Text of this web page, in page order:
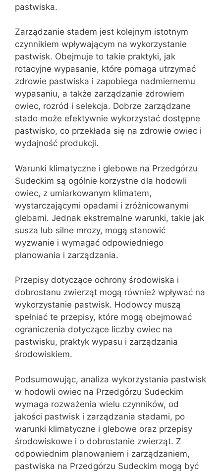
pastwiska.
Zarządzanie stadem jest kolejnym istotnym
czynnikiem wpływającym na wykorzystanie
pastwisk. Obejmuje to takie praktyki, jak
rotacyjne wypasanie, które pomaga utrzymać
zdrowie pastwiska i zapobiega nadmiernemu
wypasaniu, a także zarządzanie zdrowiem
owiec, rozród i selekcja. Dobrze zarządzane
stado może efektywnie wykorzystać dostępne
pastwisko, co przekłada się na zdrowie owiec i
wydajność produkcji.
Warunki klimatyczne i glebowe na Przedgórzu
Sudeckim są ogólnie korzystne dla hodowli
owiec, z umiarkowanym klimatem,
wystarczającymi opadami i zróżnicowanymi
glebami. Jednak ekstremalne warunki, takie jak
susza lub silne mrozy, mogą stanowić
wyzwanie i wymagać odpowiedniego
planowania i zarządzania.
Przepisy dotyczące ochrony środowiska i
dobrostanu zwierząt mogą również wpływać na
wykorzystanie pastwisk. Hodowcy muszą
spełniać te przepisy, które mogą obejmować
ograniczenia dotyczące liczby owiec na
pastwisku, praktyk wypasu i zarządzania
środowiskiem.
Podsumowując, analiza wykorzystania pastwisk
w hodowli owiec na Przedgórzu Sudeckim
wymaga rozważenia wielu czynników, od
jakości pastwisk i zarządzania stadami, po
warunki klimatyczne i glebowe oraz przepisy
środowiskowe i o dobrostanie zwierząt. Z
odpowiednim planowaniem i zarządzaniem,
pastwiska na Przedgórzu Sudeckim mogą być